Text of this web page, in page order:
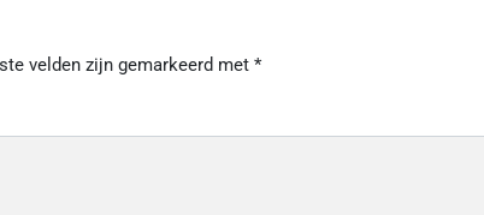
velden zijn gemarkeerd met *